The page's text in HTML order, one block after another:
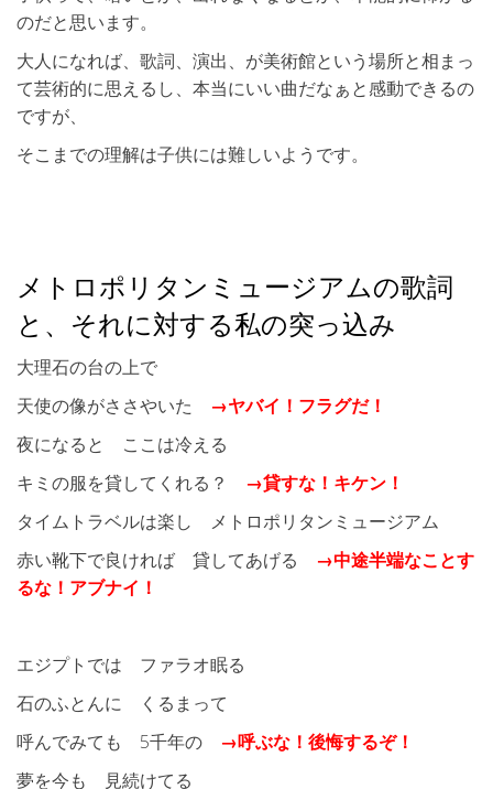
のだと思います。
大人になれば、歌詞、演出、が美術館という場所と相まっ
て芸術的に思えるし、本当にいい曲だなぁと感動できるの
ですが、
そこまでの理解は子供には難しいようです。
メトロポリタンミュージアムの歌詞
と、それに対する私の突っ込み
大理石の台の上で
天使の像がささやいた →ヤバイ！フラグだ！
夜になると ここは冷える
キミの服を貸してくれる？ →貸すな！キケン！
タイムトラベルは楽し メトロポリタンミュージアム
赤い靴下で良ければ 貸してあげる →中途半端なことす
るな！アブナイ！
エジプトでは ファラオ眠る
石のふとんに くるまって
呼んでみても 5千年の →呼ぶな！後悔するぞ！
夢を今も 見続けてる